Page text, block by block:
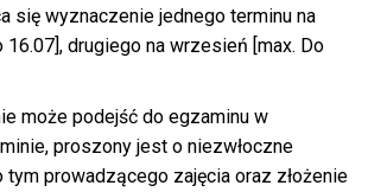
się wyznaczenie jednego terminu na
16.07], drugiego na wrzesień [max. Do
może podejść do egzaminu w
proszony jest o niezwłoczne
prowadzącego zajęcia oraz złożenie